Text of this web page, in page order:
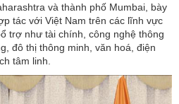
và thành phố Mumbai, bày
tác với Việt Nam trên các lĩnh vực
trợ như tài chính, công nghệ thông
đô thị thông minh, văn hoá, điện
tâm linh.